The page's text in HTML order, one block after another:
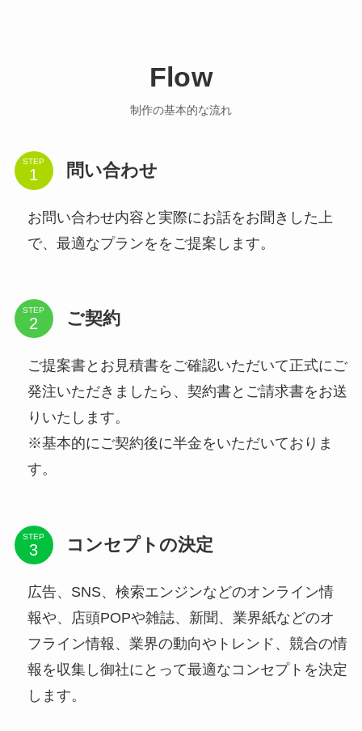
Flow
制作の基本的な流れ
STEP 問い合わせ
お問い合わせ内容と実際にお話をお聞きした上
で、最適なプランををご提案します。
STEP ご契約
ご提案書とお見積書をご確認いただいて正式にご
発注いただきましたら、契約書とご請求書をお送
りいたします。
※基本的にご契約後に半金をいただいておりま
す。
STEP コンセプトの決定
広告、SNS、検索エンジンなどのオンライン情
報や、店頭POPや雑誌、新聞、業界紙などのオ
フライン情報、業界の動向やトレンド、競合の情
報を収集し御社にとって最適なコンセプトを決定
します。